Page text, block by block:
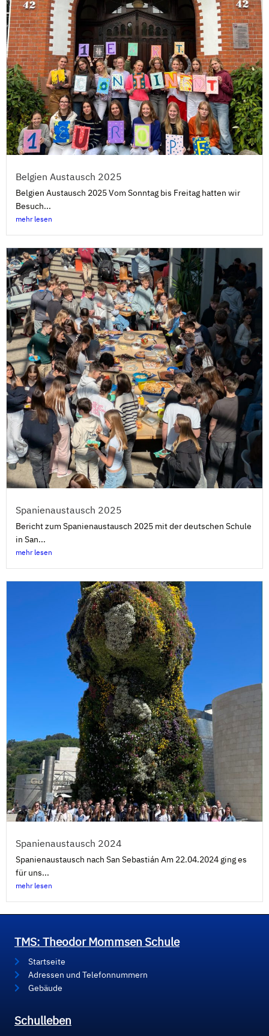
Belgien Austausch 2025
Belgien Austausch 2025 Vom Sonntag bis Freitag hatten wir
Besuch...
mehr lesen
Spanienaustausch 2025
Bericht zum Spanienaustausch 2025 mit der deutschen Schule
in San...
mehr lesen
Spanienaustausch 2024
Spanienaustausch nach San Sebastián Am 22.04.2024 ging es
für uns...
mehr lesen
TMS: Theodor Mommsen Schule
Startseite
Adressen und Telefonnummern
Gebäude
Schulleben